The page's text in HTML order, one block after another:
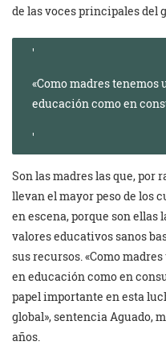
de las voces principales del
«Como madres
educación como en
Son las madres las que, por
llevan el mayor peso de los
en escena, porque son
valores educativos sanos
sus recursos. «Como
en educación como en
papel importante en esta
global», sentencia Aguado,
años.